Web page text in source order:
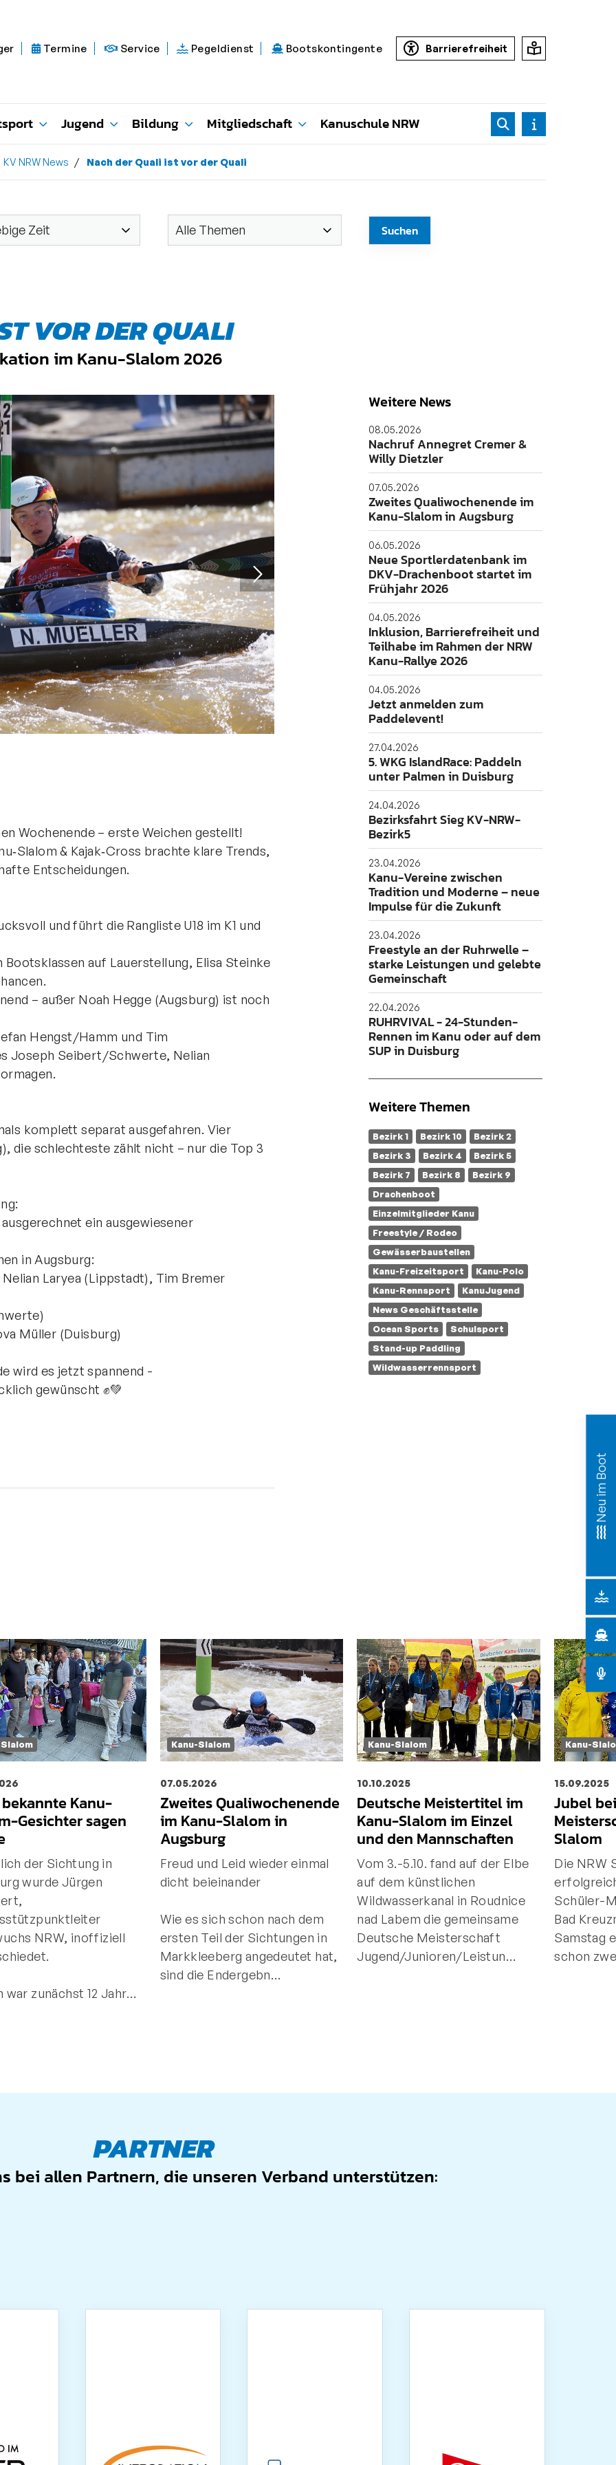
Termine Service Pegeldienst Bootskontingente Barrierefreiheit
Jugend Bildung Mitgliedschaft Kanuschule NRW
KV NRW News Nach der Quali ist vor der Quali
VOR DER QUALI
im Kanu-Slalom 2026
Wochenende – erste Weichen gestellt!
& Kajak‑Cross brachte klare Trends,
Entscheidungen.
und führt die Rangliste U18 im K1 und
auf Lauerstellung, Elisa Steinke
– außer Noah Hegge (Augsburg) ist noch
Hengst/Hamm und Tim
Joseph Seibert/Schwerte, Nelian
komplett separat ausgefahren. Vier
die schlechteste zählt nicht – nur die Top 3
ein ausgewiesener
in Augsburg:
Laryea (Lippstadt), Tim Bremer
Müller (Duisburg)
wird es jetzt spannend -
gewünscht ✊💚
Weitere News
08.05.2026
Nachruf Annegret Cremer &
Willy Dietzler
07.05.2026
Zweites Qualiwochenende im
Kanu-Slalom in Augsburg
06.05.2026
Neue Sportlerdatenbank im
DKV-Drachenboot startet im
Frühjahr 2026
04.05.2026
Inklusion, Barrierefreiheit und
Teilhabe im Rahmen der NRW
Kanu-Rallye 2026
04.05.2026
Jetzt anmelden zum
Paddelevent!
27.04.2026
5. WKG IslandRace: Paddeln
unter Palmen in Duisburg
24.04.2026
Bezirksfahrt Sieg KV-NRW-
Bezirk5
23.04.2026
Kanu-Vereine zwischen
Tradition und Moderne – neue
Impulse für die Zukunft
23.04.2026
Freestyle an der Ruhrwelle –
starke Leistungen und gelebte
Gemeinschaft
22.04.2026
RUHRVIVAL - 24-Stunden-
Rennen im Kanu oder auf dem
SUP in Duisburg
Weitere Themen
Bezirk 1 Bezirk 10
Bezirk 2
Bezirk 3
Bezirk 4
Bezirk 5
Bezirk 7
Bezirk 8
Bezirk 9
Drachenboot
Einzelmitglieder Kanu
Freestyle / Rodeo
Gewässerbaustellen
Kanu-Freizeitsport
Kanu-Polo
Kanu-Rennsport
KanuJugend
News Geschäftsstelle
Ocean Sports
Schulsport
Stand-up Paddling
Wildwasserrennsport
Kanu-
Gesichter sagen
der Sichtung in
wurde Jürgen
NRW, inoffiziell
war zunächst 12 Jahr…
Kanu-Slalom
07.05.2026
Zweites Qualiwochenende
im Kanu-Slalom in
Augsburg
Freud und Leid wieder einmal
dicht beieinander
Wie es sich schon nach dem
ersten Teil der Sichtungen in
Markkleeberg angedeutet hat,
sind die Endergebn…
Kanu-Slalom
10.10.2025
Deutsche Meistertitel im
Kanu-Slalom im Einzel
und den Mannschaften
Vom 3.-5.10. fand auf der Elbe
auf dem künstlichen
Wildwasserkanal in Roudnice
nad Labem die gemeinsame
Deutsche Meisterschaft
Jugend/Junioren/Leistun…
Kanu-
15.09.2025
Jubel
Slalom
Die NRW
Schüler-
Bad
Samstag
schon
PARTNER
bei allen Partnern, die unseren Verband unterstützen:
Neu im Boot
Direktlinks
Verband
Leistungssport
Freizeitsport
Folgt uns gerne!